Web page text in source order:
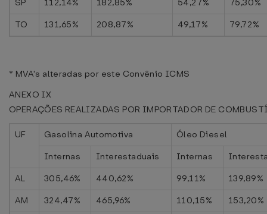
SP
112,14% 182,85% 54,27%
75,30%
TO
131,65% 208,87% 49,17% 79,72%
* MVA's alteradas por este Convênio ICMS
ANEXO IX
OPERAÇÕES REALIZADAS POR IMPORTADOR DE
UF Gasolina Automotiva
Óleo Diesel
Internas
Interestaduais Internas
AL
305,46% 440,62% 99,11%
139,89%
AM
324,47% 465,96% 110,15%
153,20%